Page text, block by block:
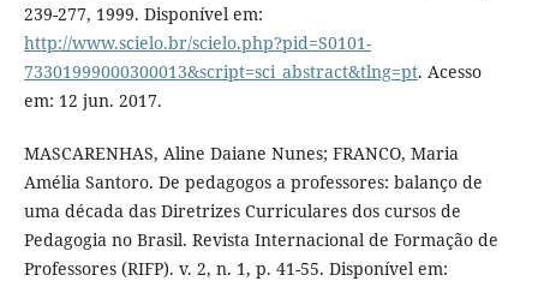
239-277, 1999. Disponível em:
http://www.scielo.br/scielo.php?pid=S0101-
73301999000300013&script=sci_abstract&tlng=pt. Acesso
em: 12 jun. 2017.
MASCARENHAS, Aline Daiane Nunes; FRANCO, Maria
Amélia Santoro. De pedagogos a professores: balanço de
uma década das Diretrizes Curriculares dos cursos de
Pedagogia no Brasil. Revista Internacional de Formação de
Professores (RIFP). v. 2, n. 1, p. 41-55. Disponível em: